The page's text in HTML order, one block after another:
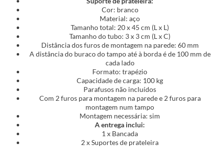
Cor: branco
Material: aço
Tamanho total: 20 x 45 cm (L x L)
Tamanho do tubo: 3 x 3 cm (L x C)
Distância dos furos de montagem na parede: 60 mm
A distância do buraco do tampo até à borda é de 100 mm de
cada lado
Formato: trapézio
Capacidade de carga: 100 kg
Parafusos não incluídos
Com 2 furos para montagem na parede e 2 furos para
montagem num tampo
Montagem necessária: sim
A entrega inclui:
1 x Bancada
2 x Suportes de prateleira